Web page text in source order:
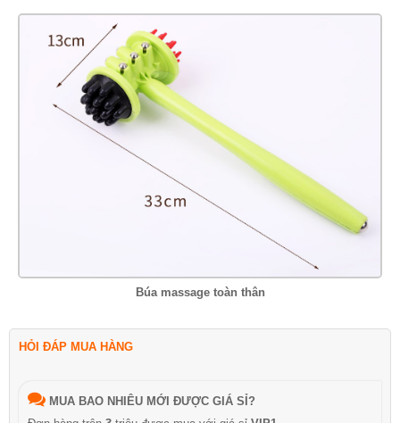
Búa massage toàn thân
HỎI ĐÁP MUA HÀNG
MUA BAO NHIÊU MỚI ĐƯỢC GIÁ SỈ?